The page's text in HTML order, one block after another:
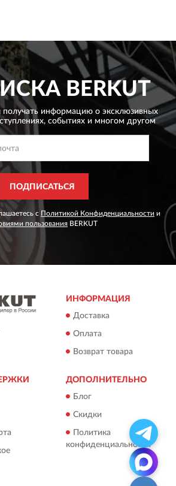
BERKUT
информацию о эксклюзивных
событиях и многом другом
ПОДПИСАТЬСЯ
с Политикой Конфиденциальности и
пользования BERKUT
ИНФОРМАЦИЯ
Доставка
Оплата
Возврат товара
ДОПОЛНИТЕЛЬНО
Блог
Скидки
Политика
конфиденциальности